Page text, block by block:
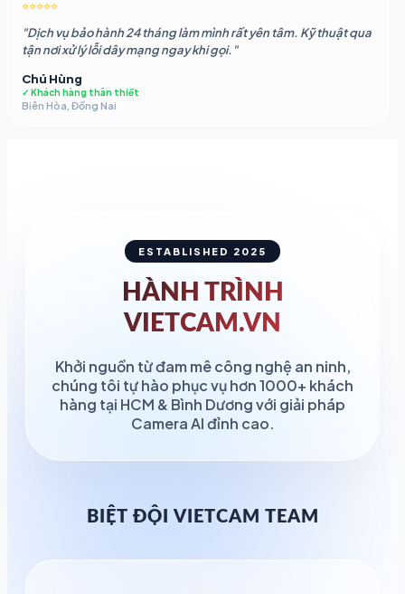
⭐⭐⭐⭐⭐
"Dịch vụ bảo hành 24 tháng làm mình rất yên tâm. Kỹ thuật qua
tận nơi xử lý lỗi dây mạng ngay khi gọi."
Chú Hùng
✓ Khách hàng thân thiết
Biên Hòa, Đồng Nai
ESTABLISHED 2025
HÀNH TRÌNH
VIETCAM.VN
Khởi nguồn từ đam mê công nghệ an ninh,
chúng tôi tự hào phục vụ hơn 1000+ khách
hàng tại HCM & Bình Dương với giải pháp
Camera AI đỉnh cao.
BIỆT ĐỘI VIETCAM TEAM